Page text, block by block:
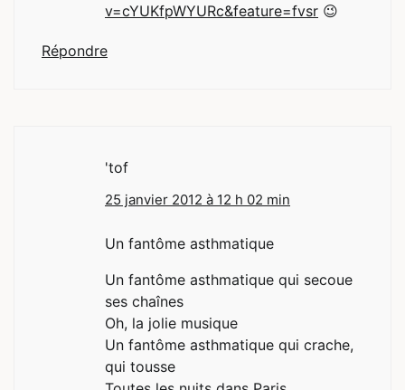
v=cYUKfpWYURc&feature=fvsr 😉
Répondre
'tof
25 janvier 2012 à 12 h 02 min
Un fantôme asthmatique
Un fantôme asthmatique qui secoue
ses chaînes
Oh, la jolie musique
Un fantôme asthmatique qui crache,
qui tousse